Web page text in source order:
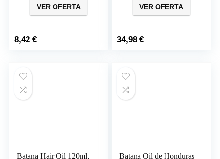
VER OFERTA
8,42€
VER OFERTA
34,98€
Batana Hair Oil 120ml,
Batana Oil de Honduras